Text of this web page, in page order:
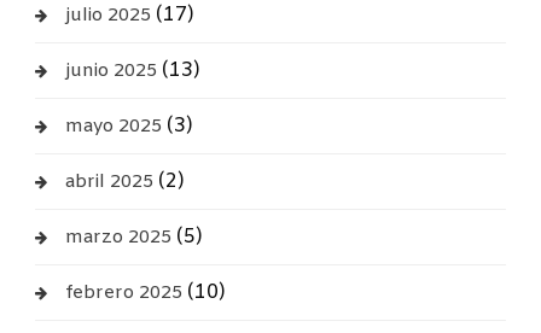
julio 2025 (17)
junio 2025 (13)
mayo 2025 (3)
abril 2025 (2)
marzo 2025 (5)
febrero 2025 (10)